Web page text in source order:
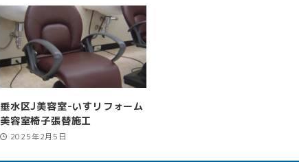
垂水区J美容室-いすリフォーム
美容室椅子張替施工
2025年2月5日